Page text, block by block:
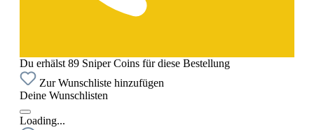
Du erhälst 89 Sniper Coins für diese Bestellung
Zur Wunschliste hinzufügen
Deine Wunschlisten
Loading...